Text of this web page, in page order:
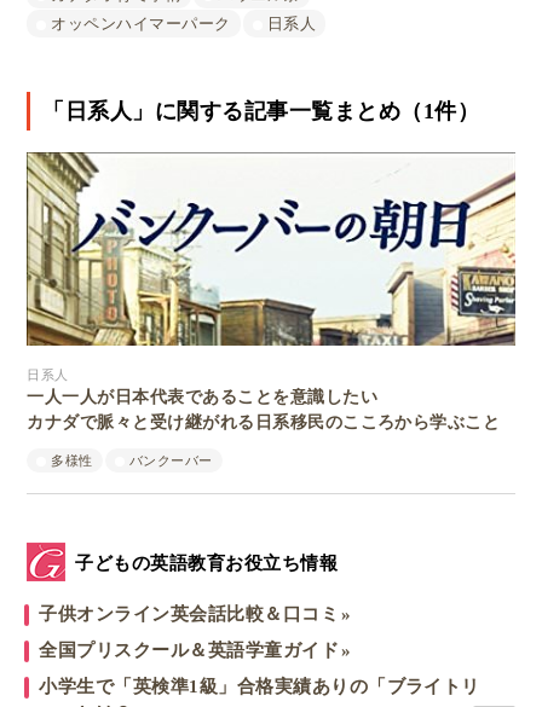
オッペンハイマーパーク
日系人
「日系人」に関する記事一覧まとめ（1件）
日系人
一人一人が日本代表であることを意識したい
カナダで脈々と受け継がれる日系移民のこころから学ぶこと
多様性 バンクーバー
子どもの英語教育お役立ち情報
子供オンライン英会話比較＆口コミ
全国プリスクール＆英語学童ガイド
小学生で「英検準1級」合格実績ありの「ブライトリ